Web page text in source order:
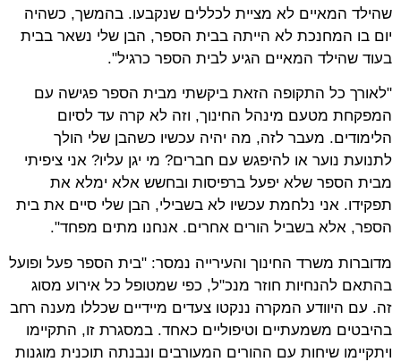
שהילד המאיים לא מציית לכללים שנקבעו. בהמשך, כשהיה
יום בו המחנכת לא הייתה בבית הספר, הבן שלי נשאר בבית
בעוד שהילד המאיים הגיע לבית הספר כרגיל".
"לאורך כל התקופה הזאת ביקשתי מבית הספר פגישה עם
המפקחת מטעם מינהל החינוך, וזה לא קרה עד לסיום
הלימודים. מעבר לזה, מה יהיה עכשיו כשהבן שלי הולך
לתנועת נוער או להיפגש עם חברים? מי יגן עליו? אני ציפיתי
מבית הספר שלא יפעל ברפיסות ובחשש אלא ימלא את
תפקידו. אני נלחמת עכשיו לא בשבילי, הבן שלי סיים את בית
הספר, אלא בשביל הורים אחרים. אנחנו מתים מפחד".
מדוברות משרד החינוך והעירייה נמסר: "בית הספר פעל ופועל
בהתאם להנחיות חוזר מנכ"ל, כפי שמטופל כל אירוע מסוג
זה. עם היוודע המקרה ננקטו צעדים מיידיים שכללו מענה רחב
בהיבטים משמעתיים וטיפוליים כאחד. במסגרת זו, התקיימו
ויתקיימו שיחות עם ההורים המעורבים ונבנתה תוכנית מוגנות